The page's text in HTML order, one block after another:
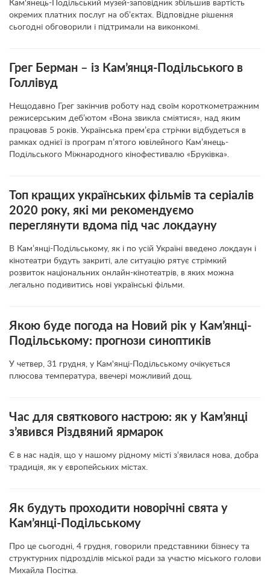
Кам'янець-Подільський музей-заповідник збільшив вартість
окремих платних послуг на об’єктах. Відповідне рішення
сьогодні обговорили і підтримали на виконкомі.
Грег Берман – із Кам’янця-Подільського в
Голлівуд
Нещодавно Грег закінчив роботу над своїм короткометражним
режисерським деб’ютом «Вона звикла сміятися», над яким
працював 5 років. Українська прем’єра стрічки відбудеться в
рамках однієї із програм п’ятого ювілейного Кам’янець-
Подільського Міжнародного кінофестивалю «Бруківка».
Топ кращих українських фільмів та серіалів
2020 року, які ми рекомендуємо
переглянути вдома під час локдауну
В Кам’янці-Подільському, як і по усій Україні введено локдаун і
кінотеатри будуть закриті, але ситуацію рятує стрімкий
розвиток національних онлайн-кінотеатрів, в яких можна
легально подивитись нові українські фільми.
Якою буде погода на Новий рік у Кам’янці-
Подільському: прогнози синоптиків
У четвер, 31 грудня, у Кам'янці-Подільському очікується
плюсова температура, ввечері можливий дощ.
Час для святкового настрою: як у Кам’янці
з’явився Різдвяний ярмарок
Є в нас надія, що у нашому рідному місті з‘явилася нова, добра
традиція, як у європейських містах.
Як будуть проходити новорічні свята у
Кам’янці-Подільському
Про це сьогодні, 4 грудня, говорили представники бізнесу та
структурних підрозділів міської ради за участю міського голови
Михайла Посітка.